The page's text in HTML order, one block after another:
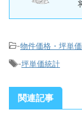
-物件価格・坪単
-坪単価統計
関連記事